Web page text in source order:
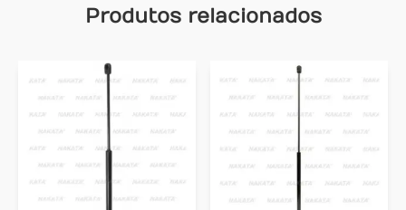
Produtos relacionados